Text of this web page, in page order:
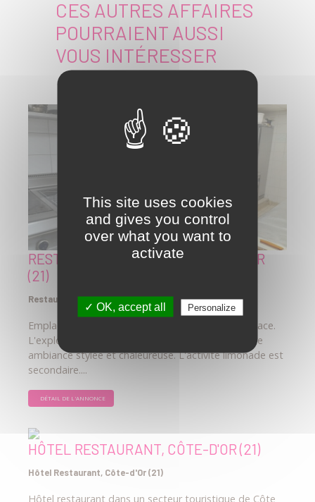
CES AUTRES AFFAIRES
POURRAIENT AUSSI
VOUS INTÉRESSER
RESTAURANT LICENCE IV, CÔTE-D'OR
(21)
Restaurant licence IV, Côte-d'Or (21)
Emplacement de premier ordre avec équipe en place.
L'exploitant a su par des investissements créé une
ambiance stylée et chaleureuse. L'activité limonade est
secondaire....
DÉTAIL DE L'ANNONCE
HÔTEL RESTAURANT, CÔTE-D'OR (21)
Hôtel Restaurant, Côte-d'Or (21)
Hôtel restaurant dans un secteur touristique de Côte
This site uses cookies
and gives you control
over what you want to
activate
✓ OK, accept all Personalize